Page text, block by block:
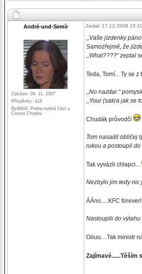
André-und-Semír
Založen: 09. 11. 2007
Příspěvky: 418
Bydliště: Praha-nudná část u
Centra Chodov
Zaslal: 17.12.2008 15:19
,,Vaše jízdenky
Samozřejmě, že
,,What????“ zeptal
Teda, Tomí... Ty se
,,No nazdar.“
,,Your (sakra jak se
Chudák průvodčí
Tom nasadil obličej
rukou a postoupil
Tak vyvázli chlapci...
Nezbylo jim tedy nic
ÁÁno.....KFC forever!
Nastoupili do
Oóuu....Tak ministr
Zajímavé......Těším